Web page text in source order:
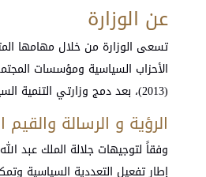
عن الوزارة
تسعى الوزارة من خلال مهامها
الأحزاب السياسية ومؤسسات
(2013)، بعد دمج وزارتي التنمية السياسية التي أنشئت في العام (2003) ووزارة الشؤون البرلمانية التي تأسست في العام (2010).
الرؤية و الرسالة والقيم
وفقاً لتوجيهات جلالة الملك عبد
إطار تفعيل التعددية السياسية